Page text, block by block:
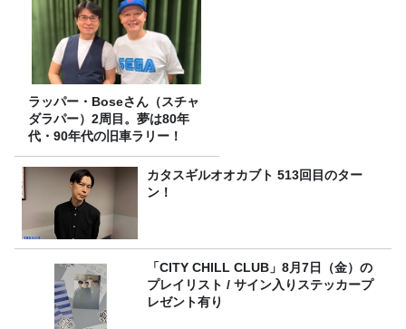
ラッパー・Boseさん（スチャ
ダラパー）2周目。夢は80年
代・90年代の旧車ラリー！
カタスギルオオカブト 513回目のター
ン！
「CITY CHILL CLUB」8月7日（金）の
プレイリスト / サイン入りステッカープ
レゼント有り